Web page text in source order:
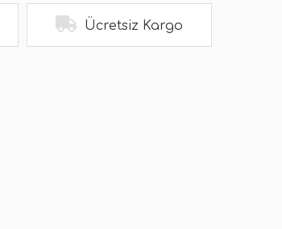
Ücretsiz Kargo